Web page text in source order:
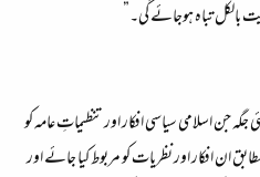
بالکل تباہ ہوجائے گی۔”
جن اسلامی سیاسی افکار اور تنظیماتِ عامہ کو
افکار اور نظریات کو مربوط کیا جائے اور